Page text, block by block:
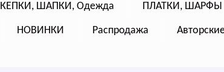
КЕПКИ, ШАПКИ, Одежда ПЛАТКИ, ШАРФЫ
НОВИНКИ Распродажа